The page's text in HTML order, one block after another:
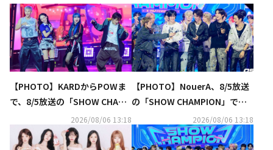
【PHOTO】KARDからPOWま
で、8/5放送の「SHOW CHAMP
2026/08/06 13:18
【PHOTO】NouerA、8/5放送
の「SHOW CHAMPION」でデ
ビュー後初の1位を獲得！
2026/08/06 13:18